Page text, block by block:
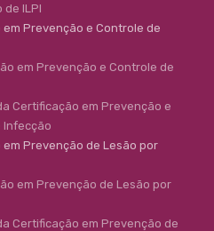
de ILPI
Prevenção e Controle de
em Prevenção e Controle de
Certificação em Prevenção e
Infecção
Prevenção de Lesão por
em Prevenção de Lesão por
Certificação em Prevenção de